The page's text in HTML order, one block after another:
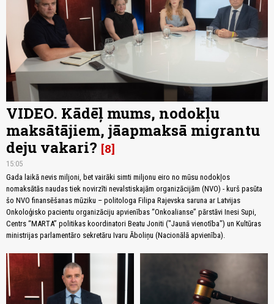
VIDEO. Kādēļ mums, nodokļu
maksātājiem, jāapmaksā migrantu
deju vakari? 8
15:05
Gada laikā nevis miljoni, bet vairāki simti miljonu eiro no mūsu nodokļos
nomaksātās naudas tiek novirzīti nevalstiskajām organizācijām (NVO) - kurš pasūta
šo NVO finansēšanas mūziku – politologa Filipa Rajevska saruna ar Latvijas
Onkoloģisko pacientu organizāciju apvienības “Onkoalianse” pārstāvi Inesi Supi,
Centrs “MARTA” politikas koordinatori Beatu Joniti ("Jaunā vienotība") un Kultūras
ministrijas parlamentāro sekretāru Ivaru Āboliņu (Nacionālā apvienība).